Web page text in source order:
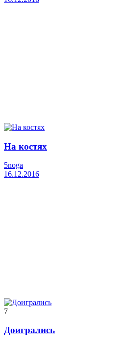
На костях
5noga
16.12.2016
7
Доигрались